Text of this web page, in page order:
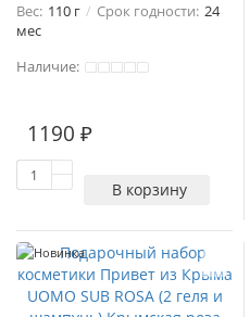
Вес: 110 г Срок годности: 24
мес
Наличие:
1190 ₽
В корзину
Новинка